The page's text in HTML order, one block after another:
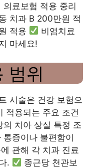
료보험 적용 중리
치과 B 200만원 적
적용
비염치료
마세요!
범위
시술은 건강 보험으
적용되는 주요 조건
의 치아 상실 특정 조
증이나 불편함이
관해 각 치과 진료
.
종근당 천관보